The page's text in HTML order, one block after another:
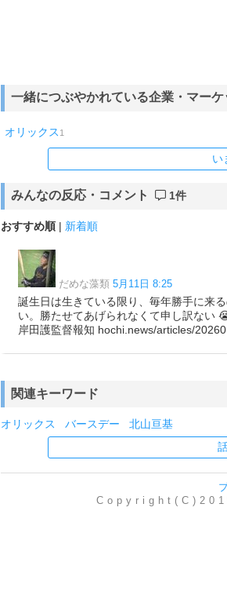
一緒につぶやかれている企業・マーケ
オリックス 1
い
みんなの反応・コメント 1件
おすすめ順 | 新着順
だめな藻類 5月11日 8:25
誕生日は生きている限り、毎年勝手に来
い。勝たせてあげられなくて申し訳ない
岸田護監督報知 hochi.news/articles/
関連キーワード
オリックス バースデー
北山亘基